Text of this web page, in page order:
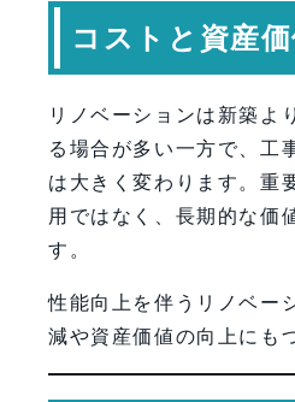
コストと資産
リノベーションは新築よ
る場合が多い一方で、工
は大きく変わります。重
用ではなく、長期的な価
す。
性能向上を伴うリノベー
減や資産価値の向上にも